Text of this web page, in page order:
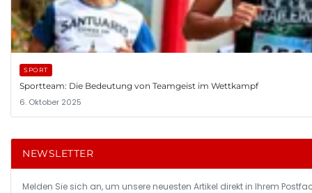
SPORT
Sportteam: Die Bedeutung von Teamgeist im Wettkampf
6. Oktober 2025
NEWSLETTER
Melden Sie sich an, um unsere neuesten Artikel direkt in Ihrem